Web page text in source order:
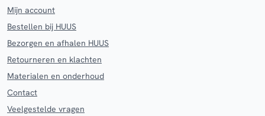
Mijn account
Bestellen bij HUUS
Bezorgen en afhalen HUUS
Retourneren en klachten
Materialen en onderhoud
Contact
Veelgestelde vragen